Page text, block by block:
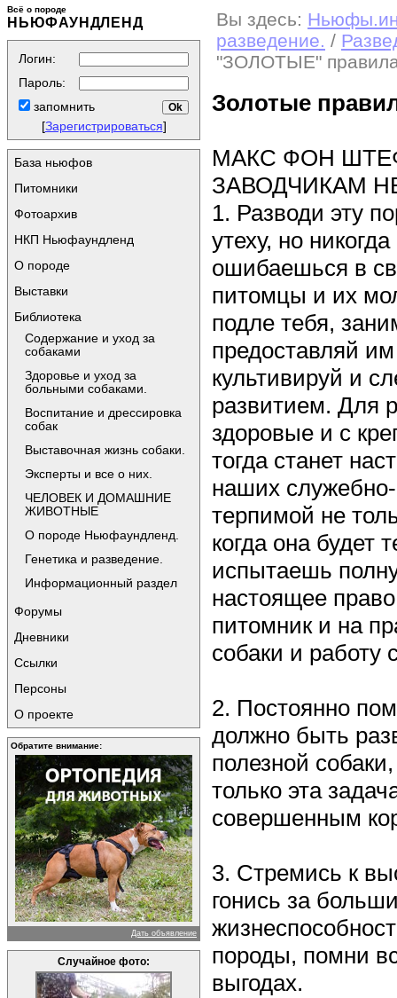
Всё о породе
НЬЮФАУНДЛЕНД
Логин:
Пароль:
запомнить
[Зарегистрироваться]
База ньюфов
Питомники
Фотоархив
НКП Ньюфаундленд
О породе
Выставки
Библиотека
Содержание и уход за
собаками
Здоровье и уход за
больными собаками.
Воспитание и дрессировка
собак
Выставочная жизнь собаки.
Эксперты и все о них.
ЧЕЛОВЕК И ДОМАШНИЕ
ЖИВОТНЫЕ
О породе Ньюфаундленд.
Генетика и разведение.
Информационный раздел
Форумы
Дневники
Ссылки
Персоны
О проекте
Обратите внимание:
Дать объявление
Случайное фото:
Вы здесь:
разведение. /
"ЗОЛОТЫЕ"
Золотые
МАКС ФОН
ЗАВОДЧИКАМ
1. Разводи эту
утеху, но
ошибаешься в
питомцы и их
подле тебя,
предоставляй
культивируй и
развитием. Для
здоровые и с
тогда станет
наших
терпимой не
когда она будет
испытаешь
настоящее
питомник и на
собаки и работу
2. Постоянно
должно быть
полезной
только эта
совершенным
3. Стремись к
гонись за
породы, помни
выгодах.